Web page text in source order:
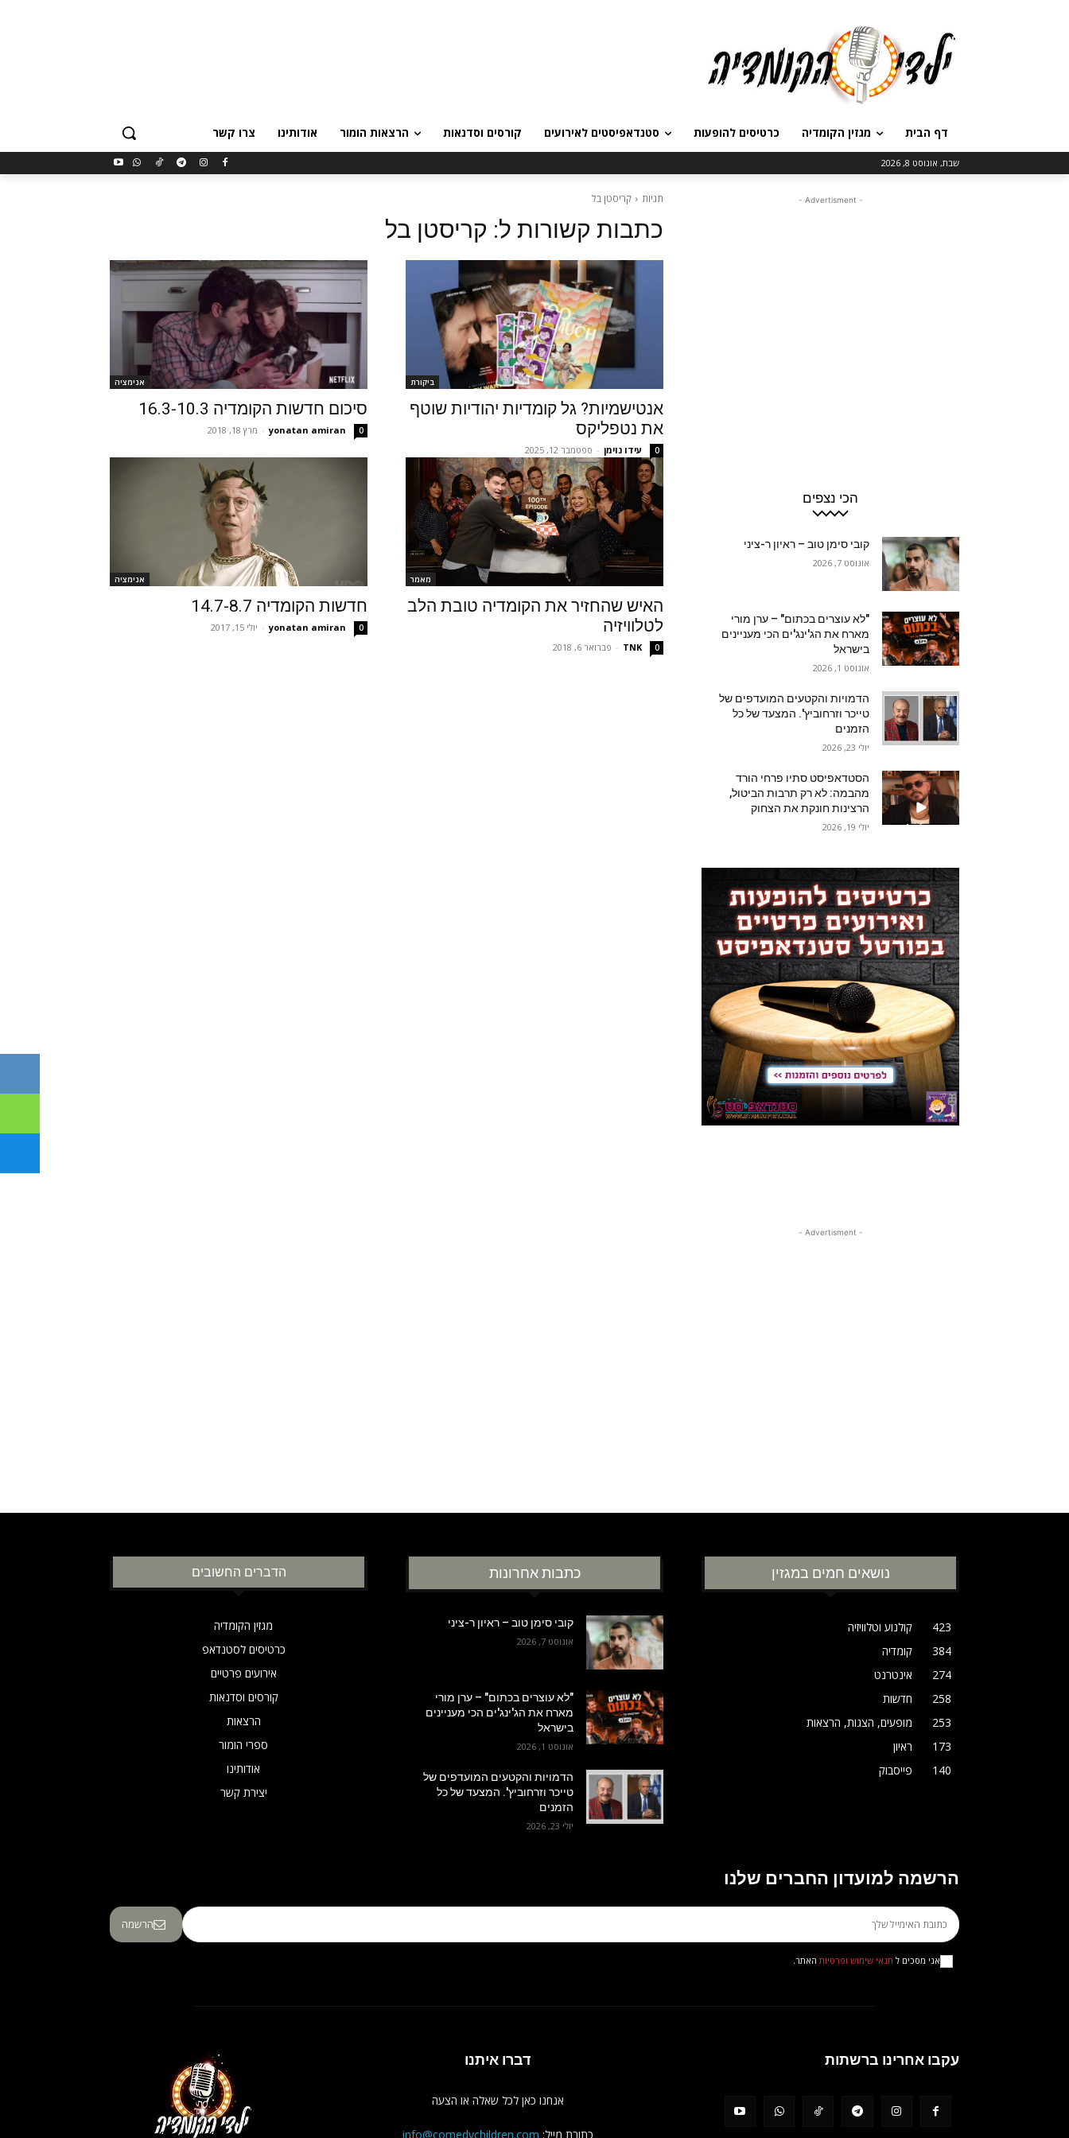
דף הבית מגזין הקומדיה כרטיסים להופעות סטנדאפיסטים לאירועים קורסים וסדנאות הרצאות הומור אודותינו צרו קשר
שבת, אוגוסט 8, 2026
תגיות קריסטן בל
כתבות קשורות ל: קריסטן בל
ביקורת
אנטישמיות? גל קומדיות יהודיות שוטף
את נטפליקס
עידו נוימן - ספטמבר 12, 2025 0
אנימציה
סיכום חדשות הקומדיה 16.3-10.3
yonatan amiran
- מרץ 18, 2018 0
מאמר
האיש שהחזיר את הקומדיה טובת הלב
לטלוויזיה
TNK
- פברואר 6, 2018 0
אנימציה
חדשות הקומדיה 14.7-8.7
yonatan amiran
- יולי 15, 2017 0
- Advertisment -
הכי נצפים
קובי סימן טוב – ראיון ר-ציני
אוגוסט 7, 2026
"לא עוצרים בכתום" – ערן מורי
מארח את הג'ינג'ים הכי מעניינים
בישראל
אוגוסט 1, 2026
הדמויות והקטעים המועדפים של
טייכר וזרחוביץ'. המצעד של כל
הזמנים
יולי 23, 2026
הסטדאפיסט סתיו פרחי הורד
מהבמה: לא רק תרבות הביטול,
הרצינות חונקת את הצחוק
יולי 19, 2026
- Advertisment -
הדברים החשובים
מגזין הקומדיה
כרטיסים לסטנדאפ
אירועים פרטיים
קורסים וסדנאות
הרצאות
ספרי הומור
אודותינו
יצירת קשר
כתבות אחרונות
קובי סימן טוב – ראיון ר-ציני
אוגוסט 7, 2026
"לא עוצרים בכתום" – ערן מורי
מארח את הג'ינג'ים הכי מעניינים
בישראל
אוגוסט 1, 2026
הדמויות והקטעים המועדפים של
טייכר וזרחוביץ'. המצעד של כל
הזמנים
יולי 23, 2026
נושאים חמים במגזין
קולנוע וטלוויזיה
423
קומדיה
384
אינטרנט
274
חדשות
258
מופעים, הצגות, הרצאות
253
ראיון
173
פייסבוק
140
הרשמה למועדון החברים שלנו
הרשמה
אני מסכים ל תנאי שימוש ופרטיותהאתר.
דברו איתנו
אנחנו כאן לכל שאלה או הצעה
כתובת מייל: info@comedychildren.com
עקבו אחרינו ברשתות